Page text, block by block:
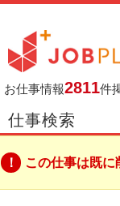
お仕事情報2811件
仕事検索
この仕事は既に